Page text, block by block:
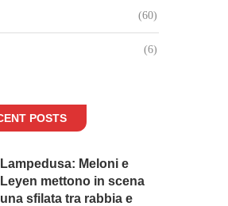
(60)
(6)
POSTS
Lampedusa: Meloni e
Leyen mettono in scena
una sfilata tra rabbia e